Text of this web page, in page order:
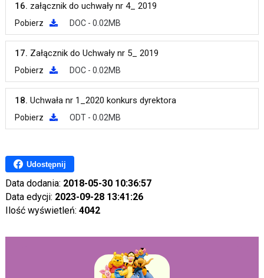
16. załącznik do uchwały nr 4_ 2019
Pobierz DOC - 0.02MB
17. Załącznik do Uchwały nr 5_ 2019
Pobierz DOC - 0.02MB
18. Uchwała nr 1_2020 konkurs dyrektora
Pobierz ODT - 0.02MB
Udostępnij
Data dodania: 2018-05-30 10:36:57
Data edycji: 2023-09-28 13:41:26
Ilość wyświetleń: 4042